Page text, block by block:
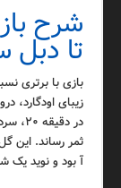
شرح
تا دبل
زیبای اودگارد،
در
ثمر رساند. این
آ بود و نوید یک